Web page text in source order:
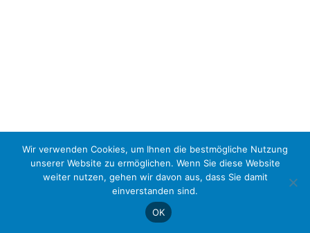
Wir verwenden Cookies, um Ihnen die bestmögliche Nutzung
unserer Website zu ermöglichen. Wenn Sie diese Website
weiter nutzen, gehen wir davon aus, dass Sie damit
einverstanden sind.
OK